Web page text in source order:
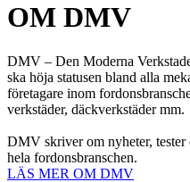
OM DMV
DMV – Den Moderna
ska höja statusen bland alla
företagare inom
verkstäder, däckverkstäder mm.
DMV skriver om nyheter, tester
hela fordonsbranschen.
LÄS MER OM DMV